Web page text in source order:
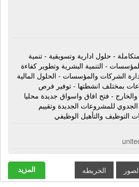
- حلول ادارية وتسويقية - تنمية
- التنمية البشرية وتطوير كفاءة
الشركات والمؤسسات - الحلول المالية
بمختلف انشطتها - توفير فرص
والخارج - فتح افاق واسواق جديدة محليا
للمشروعات الجديدة وتقييم
والتأهيل الوظيفي
المزيد الخريطه